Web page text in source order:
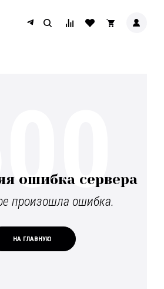
ошибка сервера
произошла ошибка.
НА ГЛАВНУЮ